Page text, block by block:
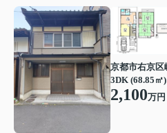
3DK (68.85㎡)
2,100万円